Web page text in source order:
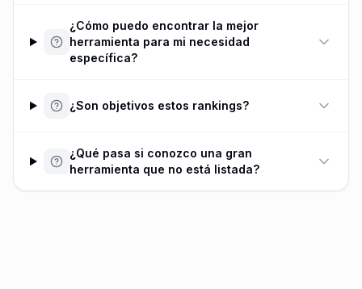
¿Cómo puedo encontrar la mejor
herramienta para mi necesidad
específica?
¿Son objetivos estos rankings?
¿Qué pasa si conozco una gran
herramienta que no está listada?